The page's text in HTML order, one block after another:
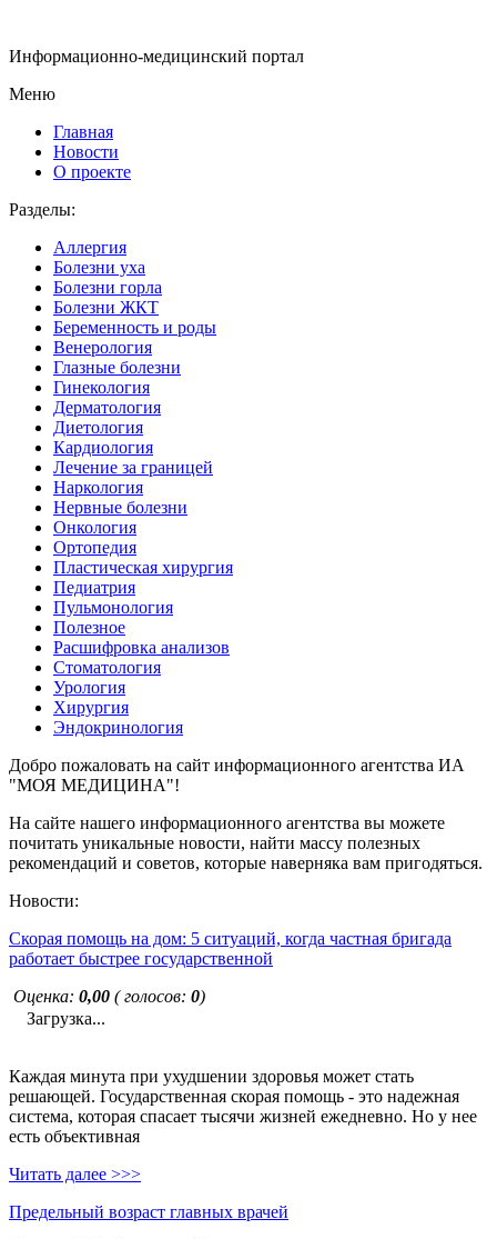
Информационно-медицинский портал
Меню
Главная
Новости
О проекте
Разделы:
Аллергия
Болезни уха
Болезни горла
Болезни ЖКТ
Беременность и роды
Венерология
Глазные болезни
Гинекология
Дерматология
Диетология
Кардиология
Лечение за границей
Наркология
Нервные болезни
Онкология
Ортопедия
Пластическая хирургия
Педиатрия
Пульмонология
Полезное
Расшифровка анализов
Стоматология
Урология
Хирургия
Эндокринология
Добро пожаловать на сайт информационного агентства ИА
"МОЯ МЕДИЦИНА"!
На сайте нашего информационного агентства вы можете
почитать уникальные новости, найти массу полезных
рекомендаций и советов, которые наверняка вам пригодяться.
Новости:
Скорая помощь на дом: 5 ситуаций, когда частная бригада
работает быстрее государственной
Оценка: 0,00 ( голосов: 0)
Загрузка...
Каждая минута при ухудшении здоровья может стать
решающей. Государственная скорая помощь - это надежная
система, которая спасает тысячи жизней ежедневно. Но у нее
есть объективная
Читать далее >>>
Предельный возраст главных врачей